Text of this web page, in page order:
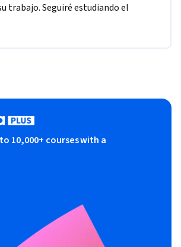
trabajo. Seguiré estudiando el
10,000+ courses with a